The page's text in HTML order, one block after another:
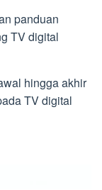
panduan
TV digital
hingga akhir
TV digital